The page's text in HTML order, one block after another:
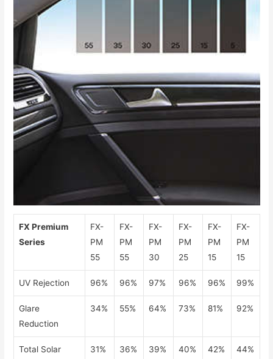
FX Premium
Series
FX-
PM
55
FX-
PM
55
FX-
PM
30
FX-
PM
25
FX-
PM
15
FX-
PM
15
UV Rejection 96% 96% 97% 96% 96% 99%
Glare
Reduction
34% 55% 64% 73% 81% 92%
Total Solar
31% 36% 39% 40% 42% 44%